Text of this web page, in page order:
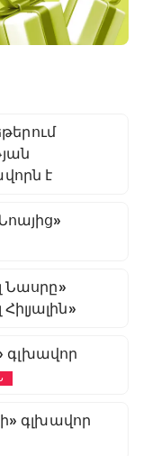
է
Նասրը»
գլխավոր
գլխավոր